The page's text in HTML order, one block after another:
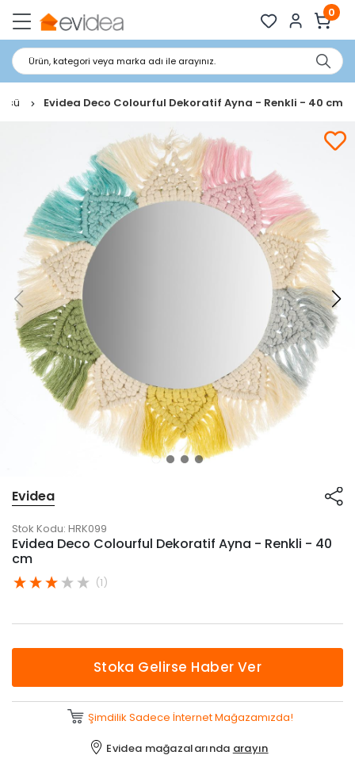
0
Ürün, kategori veya marka adı ile arayınız.
Evidea Deco Colourful Dekoratif Ayna - Renkli - 40 cm
Evidea
Stok Kodu: HRK099
Evidea Deco Colourful Dekoratif Ayna - Renkli - 40
cm
(1)
Stoka Gelirse Haber Ver
Şimdilik Sadece İnternet Mağazamızda!
Evidea mağazalarında arayın